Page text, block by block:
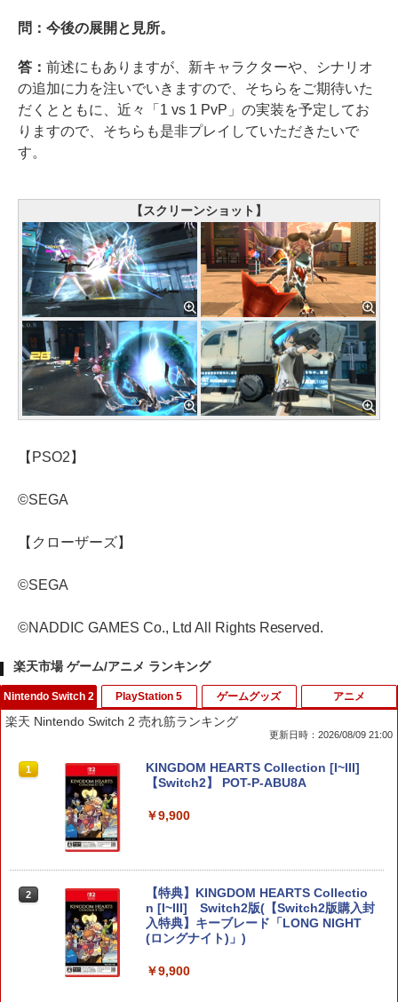
問：今後の展開と見所。
答： 前述にもありますが、新キャラクターや、シナリオ
の追加に力を注いでいきますので、そちらをご期待いた
だくとともに、近々「1 vs 1 PvP」の実装を予定してお
りますので、そちらも是非プレイしていただきたいで
す。
【スクリーンショット】
【PSO2】
©SEGA
【クローザーズ】
©SEGA
©NADDIC GAMES Co., Ltd All Rights Reserved.
楽天市場 ゲーム/アニメ ランキング
Nintendo Switch 2
楽天 Nintendo Switch 2 売れ筋ランキング
更新日時：2026/08/09 21:00
1
KINGDOM HEARTS Collection [I~III]
【Switch2】 POT-P-ABU8A
￥9,900
2
【特典】KINGDOM HEARTS Collectio
n [I~III] Switch2版(【Switch2版購入封
入特典】キーブレード「LONG NIGHT
(ロングナイト)」)
￥9,900
PlayStation 5 ゲームグッズ アニメ